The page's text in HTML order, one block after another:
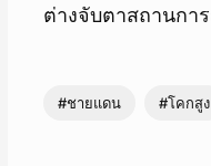
ต่างจับตาสถานกา
#ชายแดน #โคกสูง